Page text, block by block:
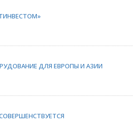
ДЛЯ ЕВРОПЫ И АЗИИ